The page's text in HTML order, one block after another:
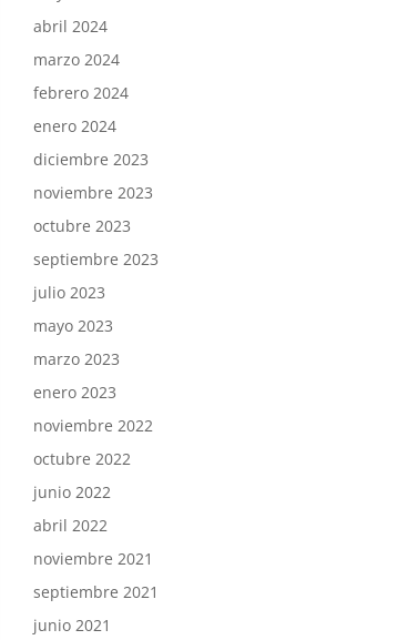
abril 2024
marzo 2024
febrero 2024
enero 2024
diciembre 2023
noviembre 2023
octubre 2023
septiembre 2023
julio 2023
mayo 2023
marzo 2023
enero 2023
noviembre 2022
octubre 2022
junio 2022
abril 2022
noviembre 2021
septiembre 2021
junio 2021